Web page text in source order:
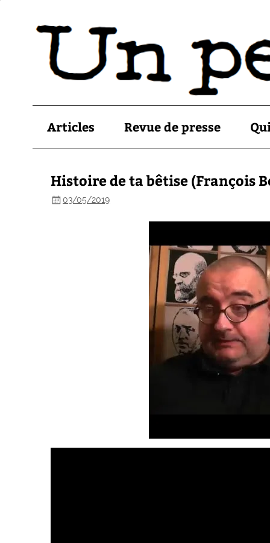
Articles Revue de presse
Histoire de ta bêtise (François
03/05/2019